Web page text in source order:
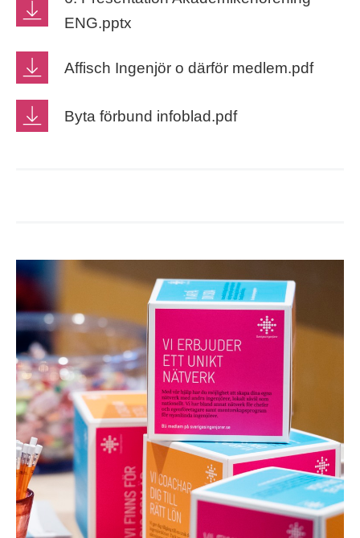
ENG.pptx
Affisch Ingenjör o därför medlem.pdf
Byta förbund infoblad.pdf